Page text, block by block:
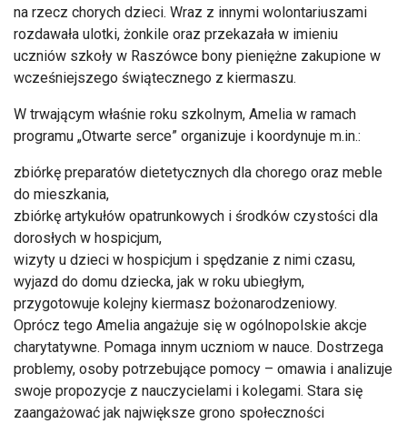
na rzecz chorych dzieci. Wraz z innymi wolontariuszami
rozdawała ulotki, żonkile oraz przekazała w imieniu
uczniów szkoły w Raszówce bony pieniężne zakupione w
wcześniejszego świątecznego z kiermaszu.
W trwającym właśnie roku szkolnym, Amelia w ramach
programu „Otwarte serce” organizuje i koordynuje m.in.:
zbiórkę preparatów dietetycznych dla chorego oraz meble
do mieszkania,
zbiórkę artykułów opatrunkowych i środków czystości dla
dorosłych w hospicjum,
wizyty u dzieci w hospicjum i spędzanie z nimi czasu,
wyjazd do domu dziecka, jak w roku ubiegłym,
przygotowuje kolejny kiermasz bożonarodzeniowy.
Oprócz tego Amelia angażuje się w ogólnopolskie akcje
charytatywne. Pomaga innym uczniom w nauce. Dostrzega
problemy, osoby potrzebujące pomocy – omawia i analizuje
swoje propozycje z nauczycielami i kolegami. Stara się
zaangażować jak największe grono społeczności